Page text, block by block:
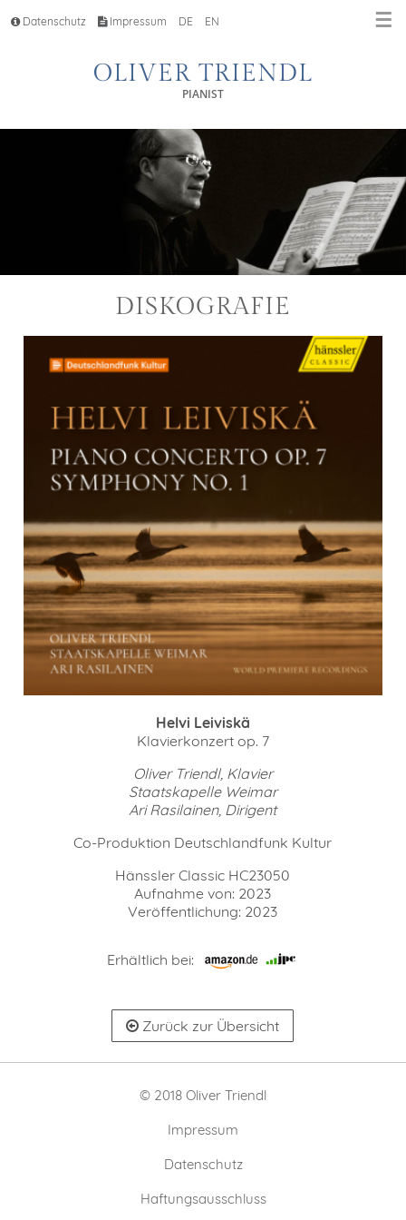
Datenschutz Impressum DE EN ☰
OLIVER TRIENDL
PIANIST
DISKOGRAFIE
Helvi Leiviskä
Klavierkonzert op. 7
Oliver Triendl, Klavier
Staatskapelle Weimar
Ari Rasilainen, Dirigent
Co-Produktion Deutschlandfunk Kultur
Hänssler Classic HC23050
Aufnahme von: 2023
Veröffentlichung: 2023
Erhältlich bei:
Zurück zur Übersicht
© 2018 Oliver Triendl
Impressum
Datenschutz
Haftungsausschluss